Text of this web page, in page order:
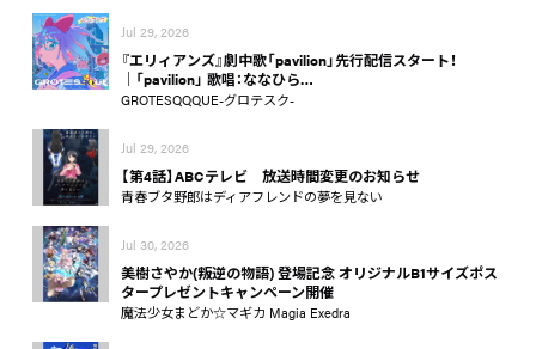
Jul 29, 2026
『エリィアンズ』劇中歌「pavilion」先行配信スタート！
│「pavilion」 歌唱：ななひら…
GROTESQQQUE-グロテスク-
Jul 29, 2026
【第4話】ABCテレビ 放送時間変更のお知らせ
青春ブタ野郎はディアフレンドの夢を見ない
Jul 30, 2026
美樹さやか(叛逆の物語) 登場記念 オリジナルB1サイズポス
タープレゼントキャンペーン開催
魔法少女まどか☆マギカ Magia Exedra